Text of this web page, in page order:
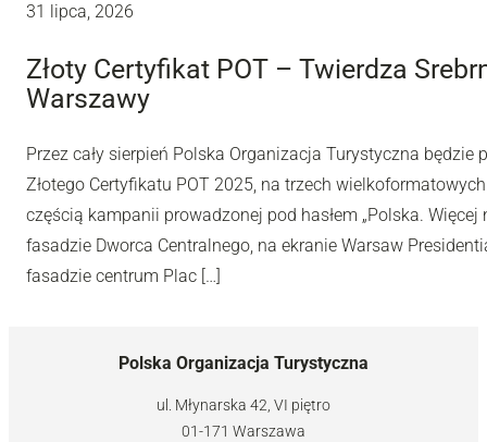
31 lipca, 2026
Złoty Certyfikat POT – Twierdza
Warszawy
Przez cały sierpień Polska Organizacja Turystyczna
Złotego Certyfikatu POT 2025, na trzech
częścią kampanii prowadzonej pod hasłem „Polska.
fasadzie Dworca Centralnego, na ekranie Warsaw
fasadzie centrum Plac […]
Polska Organizacja Turystyczna
ul. Młynarska 42, VI piętro
01-171 Warszawa